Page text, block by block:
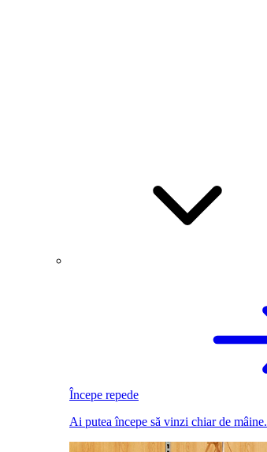
Începe repede
Ai putea începe să vinzi chiar de mâine.